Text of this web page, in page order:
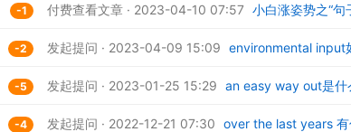
-1 付费查看文章 · 2023-04-10 07:57 小白涨姿势之“句
-2 发起提问 · 2023-04-09 15:09 environmental input
-5 发起提问 · 2023-01-25 15:29 an easy way out是什
-4 发起提问 · 2022-12-21 07:30 over the last years 有